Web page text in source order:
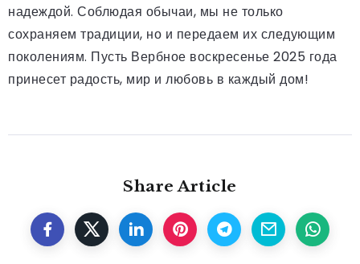
надеждой. Соблюдая обычаи, мы не только
сохраняем традиции, но и передаем их следующим
поколениям. Пусть Вербное воскресенье 2025 года
принесет радость, мир и любовь в каждый дом!
Share Article